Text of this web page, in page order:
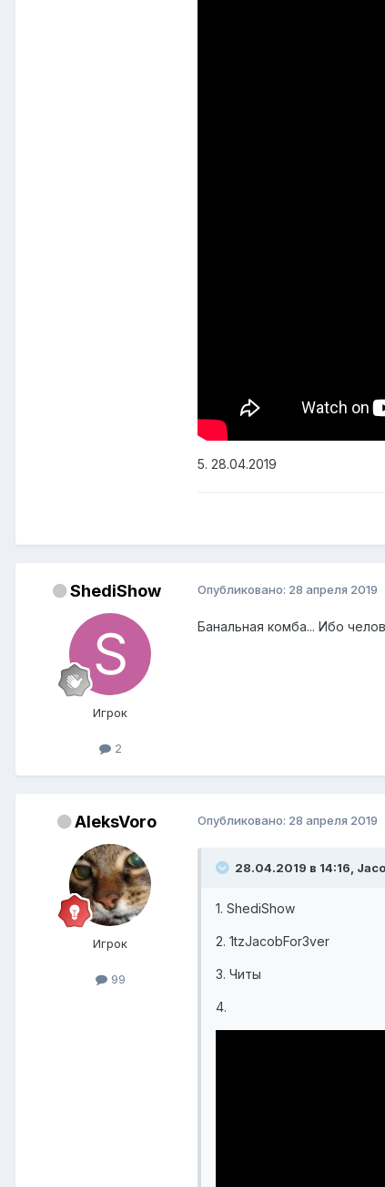
5. 28.04.2019
ShediShow
Игрок
2
Опубликовано: 28 апреля 2019
Банальная комба... Ибо
AleksVoro
Игрок
99
Опубликовано: 28 апреля 2019
28.04.2019 в 14:16,
1. ShediShow
2. 1tzJacobFor3ver
3. Читы
4.